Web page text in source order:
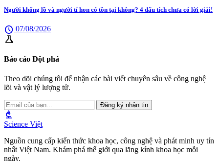
Người khổng lồ và người tí hon có tồn tại không? 4 dấu tích chưa có lời giải!
schedule 07/08/2026
science
Báo cáo Đột phá
Theo dõi chúng tôi để nhận các bài viết chuyên sâu về công nghệ
lõi và vật lý lượng tử.
Đăng ký nhận tin
biotech
Science Việt
Nguồn cung cấp kiến thức khoa học, công nghệ và phát minh uy tín
nhất Việt Nam. Khám phá thế giới qua lăng kính khoa học mỗi
ngày.